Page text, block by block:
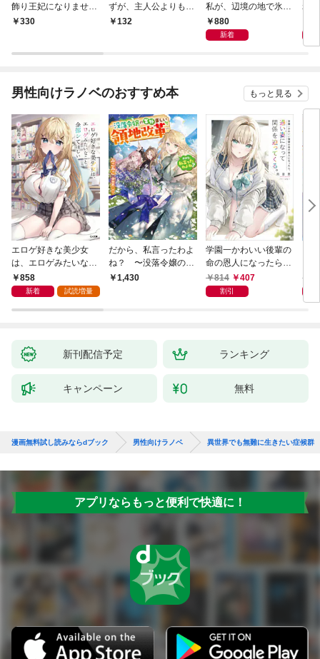
飾り王妃になりませ
ん！【分冊版】１
330
ずが、主人公よりも溺
愛されてるみたいです
132
私が、辺境の地で氷の
軍神騎士団長に溺れる
ほど愛されています１
880
新着
れ
伯
１
男性向けラノベのおすすめ本 もっと見る
エロゲ好きな美少女
は、エロゲみたいなこ
と全部シてほしい【電
子ＳＳ特典付き】
858
新着 試読増量
だから、私言ったわよ
ね？ 〜没落令嬢の案
外楽しい領地改革〜
1,430
学園一かわいい後輩の
命の恩人になったら、
通い妻になって関係を
迫ってくる。
814 407
割引
新刊配信予定 ランキング
キャンペーン 無料
漫画無料試し読みならdブック 男性向けラノベ 異世界でも無難に生きたい症候群
アプリならもっと便利で快適に！